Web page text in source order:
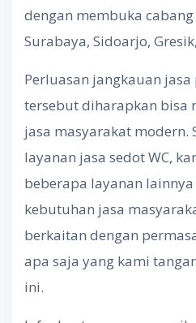
dengan membuka
Surabaya, Sidoarjo,
Perluasan jangkauan jasa
tersebut diharapkan bisa
jasa masyarakat modern.
layanan jasa sedot WC,
beberapa layanan
kebutuhan jasa
berkaitan dengan
apa saja yang kami
ini.